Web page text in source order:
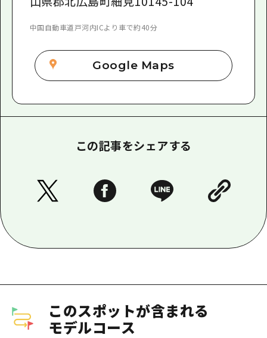
中国自動車道戸河内ICより車で約40分
Google Maps
この記事をシェアする
このスポットが含まれる
モデルコース